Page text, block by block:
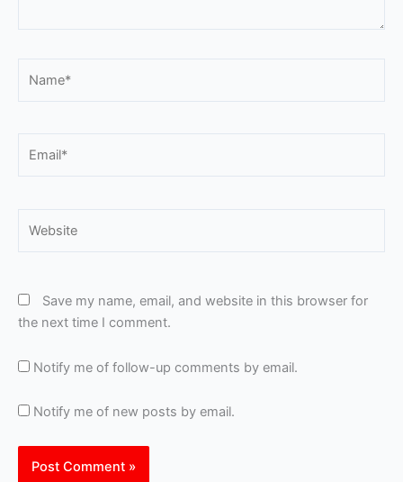
Save my name, email, and website in this browser for
the next time I comment.
Notify me of follow-up comments by email.
Notify me of new posts by email.